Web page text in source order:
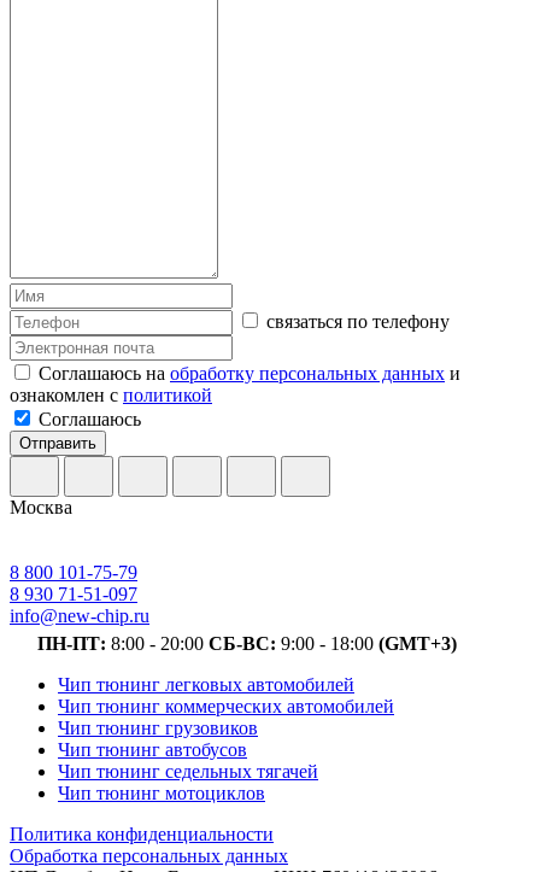
связаться по телефону
Соглашаюсь на обработку персональных данных и
ознакомлен с политикой
Соглашаюсь
Отправить
Москва
8 800 101-75-79
8 930 71-51-097
info@new-chip.ru
ПН-ПТ: 8:00 - 20:00 СБ-ВС: 9:00 - 18:00 (GMT+3)
Чип тюнинг легковых автомобилей
Чип тюнинг коммерческих автомобилей
Чип тюнинг грузовиков
Чип тюнинг автобусов
Чип тюнинг седельных тягачей
Чип тюнинг мотоциклов
Политика конфиденциальности
Обработка персональных данных